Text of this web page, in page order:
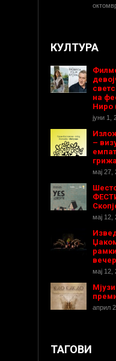
КУЛТУРА
на
Ниро
јуни 1,
–
грижа
мај 27,
мај 12,
мај 12,
април
ТАГОВИ